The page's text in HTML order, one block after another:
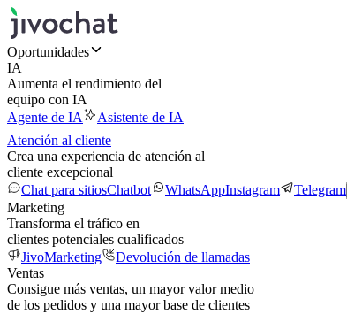
Oportunidades
IA
Aumenta el rendimiento del
equipo con IA
Agente de IA
Asistente de IA
Atención al cliente
Crea una experiencia de atención al
cliente excepcional
Chat para sitiosChatbot WhatsAppInstagram Telegram
Marketing
Transforma el tráfico en
clientes potenciales cualificados
JivoMarketing
Devolución de llamadas
Ventas
Consigue más ventas, un mayor valor medio
de los pedidos y una mayor base de clientes